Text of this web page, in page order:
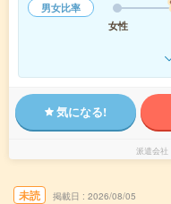
男女比率
女性
気になる!
派遣会社
未読 掲載日 2026/08/05